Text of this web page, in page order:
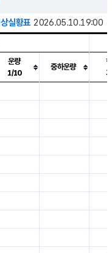
실황표 2026.05.10.19:00
, 바람, 기압등을 안내한 표입
운량
1/10
중하운량